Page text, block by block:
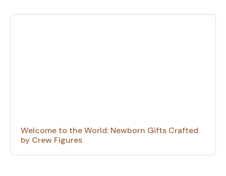
Welcome to the World: Newborn Gifts Crafted
by Crew Figures